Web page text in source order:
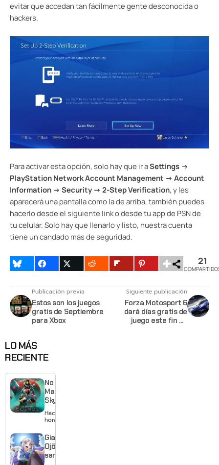
evitar que accedan tan fácilmente gente desconocida o
hackers.
Para activar esta opción, solo hay que ir aSettings ->
PlayStation Network Account Management -> Account
Information -> Security -> 2-Step Verification, y les
aparecerá una pantalla como la de arriba, también puedes
hacerlo desde elsiguiente linko desde tu app de PSN de
tu celular. Solo hay que llenarlo y listo, nuestra cuenta
tiene un candado más de seguridad.
21
Publicación previa
Estos son los juegos
gratis de Septiembre
para Xbox
Siguiente publicación
Forza Motosport 6
dará días gratis de
juego este fin de
LO MÁS
RECIENTE
No
Man’s
Sky
cumple
10 años
Games
todavía
no
Hace 5
horas
Giant
Ojō-
sama